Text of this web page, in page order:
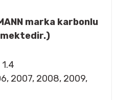
marka karbonlu
2007, 2008, 2009,